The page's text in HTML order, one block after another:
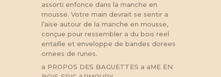
assorti enfonce dans la manche en
mousse. Votre main devrait se sentir a
l’aise autour de la manche en mousse,
conçue pour ressembler a du bois reel
entaille et enveloppe de bandes dorees
ornees de runes.
a PROPOS DES BAGUETTES a aME EN